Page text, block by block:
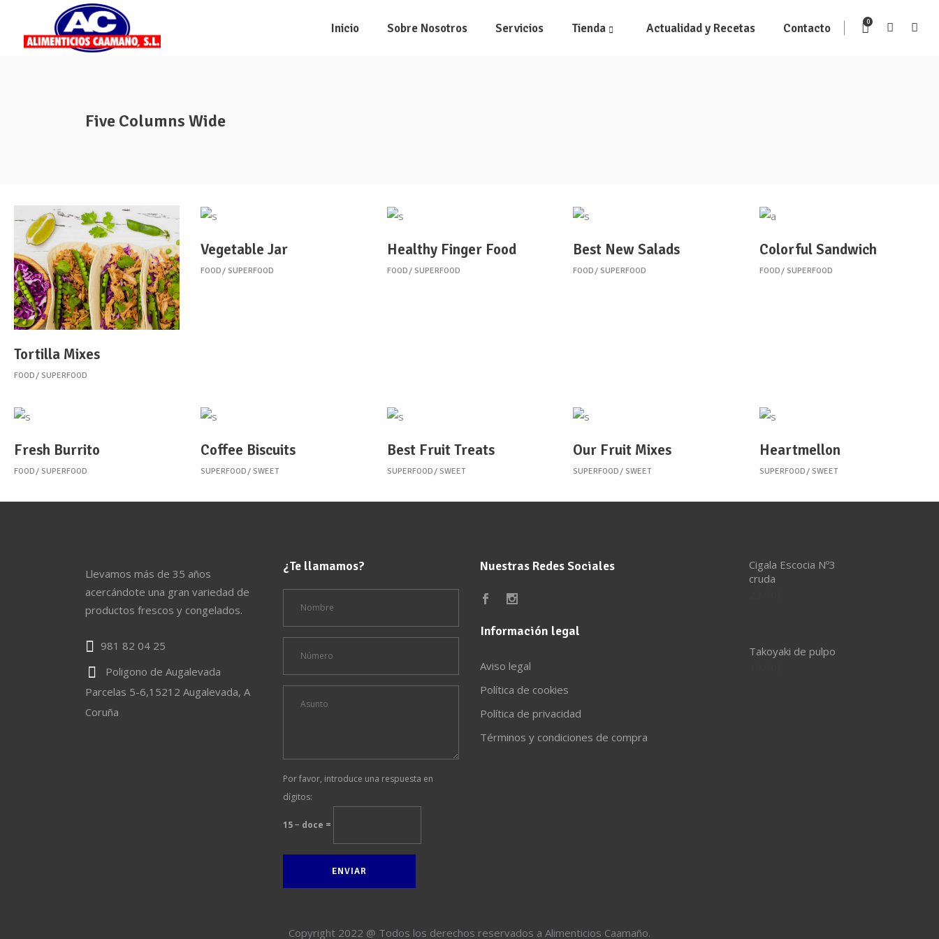
Inicio Sobre Nosotros Servicios Tienda Actualidad y Recetas Contacto 0
Five Columns Wide
Tortilla Mixes
FOOD SUPERFOOD
Vegetable Jar
FOOD SUPERFOOD
Healthy Finger Food
FOOD SUPERFOOD
Best New Salads
FOOD SUPERFOOD
Colorful Sandwich
FOOD SUPERFOOD
Fresh Burrito
FOOD SUPERFOOD
Coffee Biscuits
SUPERFOOD SWEET
Best Fruit Treats
SUPERFOOD SWEET
Our Fruit Mixes
SUPERFOOD SWEET
Heartmellon
SUPERFOOD SWEET
Llevamos más de 35 años
acercándote una gran variedad de
productos frescos y congelados.
981 82 04 25
Poligono de Augalevada
Parcelas 5-6,15212 Augalevada, A
Coruña
¿Te llamamos?
Por favor, introduce una respuesta en
dígitos:
15 − doce =
Nuestras Redes Sociales
Información legal
Aviso legal
Política de cookies
Política de privacidad
Términos y condiciones de compra
Cigala Escocia Nº3
cruda
Takoyaki de pulpo
Copyright 2022 @ Todos los derechos reservados a Alimenticios Caamaño.